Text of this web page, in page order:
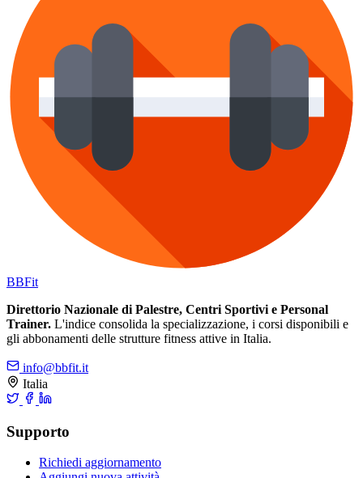
BBFit
Direttorio Nazionale di Palestre, Centri Sportivi e Personal
Trainer. L'indice consolida la specializzazione, i corsi disponibili e
gli abbonamenti delle strutture fitness attive in Italia.
info@bbfit.it
Italia
Supporto
Richiedi aggiornamento